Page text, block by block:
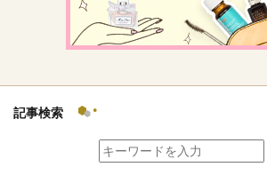
記事検索